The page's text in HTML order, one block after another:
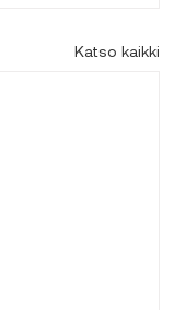
Katso kaikki